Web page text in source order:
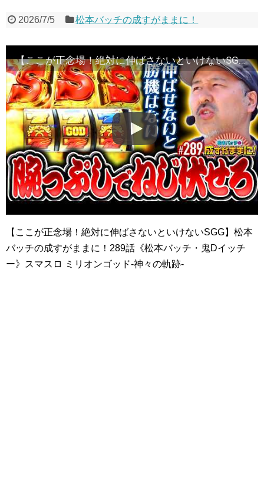
2026/7/5 松本バッチの成すがままに！
【ここが正念場！絶対に伸ばさないといけないSGG】松本バッチの成すがままに！289話《松本バッチ・鬼Dイッチー》スマスロ ミリオンゴッド-神々の軌跡-［パチスロ・スロット］
【ここが正念場！絶対に伸ばさないといけないSGG】松本
バッチの成すがままに！289話《松本バッチ・鬼Dイッチ
ー》スマスロ ミリオンゴッド-神々の軌跡-